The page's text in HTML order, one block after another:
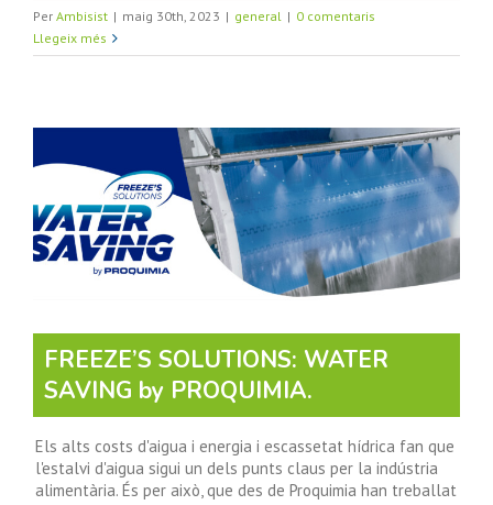
Per Ambisist | maig 30th, 2023 | general | 0 comentaris
Llegeix més
FREEZE’S SOLUTIONS: WATER
SAVING by PROQUIMIA.
Els alts costs d'aigua i energia i escassetat hídrica fan que
l'estalvi d'aigua sigui un dels punts claus per la indústria
alimentària. És per això, que des de Proquimia han treballat